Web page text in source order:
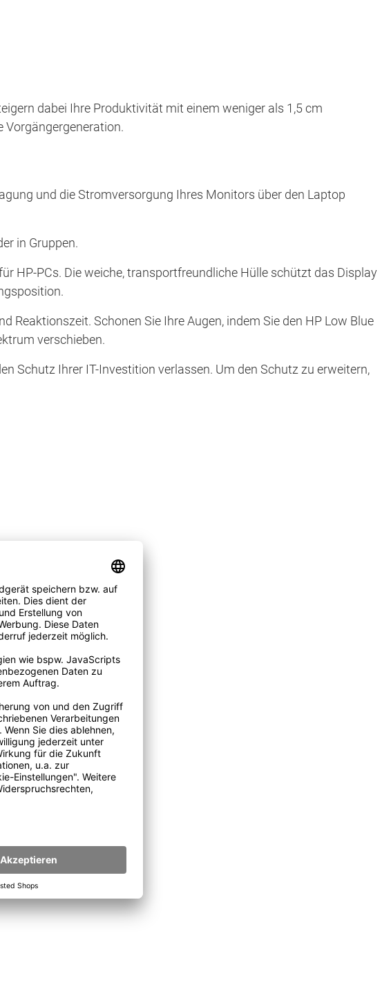
dabei Ihre Produktivität mit einem weniger als 1,5 cm
Vorgängergeneration.
und die Stromversorgung Ihres Monitors über den Laptop
in Gruppen.
HP-PCs. Die weiche, transportfreundliche Hülle schützt das Display
Reaktionszeit. Schonen Sie Ihre Augen, indem Sie den HP Low Blue
verschieben.
Schutz Ihrer IT-Investition verlassen. Um den Schutz zu erweitern,